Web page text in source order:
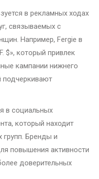
в рекламных ходах
связываемых с
Например, Fergie в
$», который привлек
кампании нижнего
подчеркивают
в социальных
который находит
групп. Бренды и
повышения активности
доверительных